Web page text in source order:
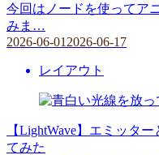
今回はノードを使ってア
みま…
2026-06-01 2026-06-17
レイアウト
【LightWave】エミッタ
てみた